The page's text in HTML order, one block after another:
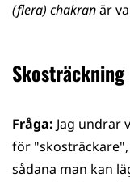
(flera) chakranär
Skosträckning
Fråga: Jag undrar
för "skosträckare",
sådana man kan